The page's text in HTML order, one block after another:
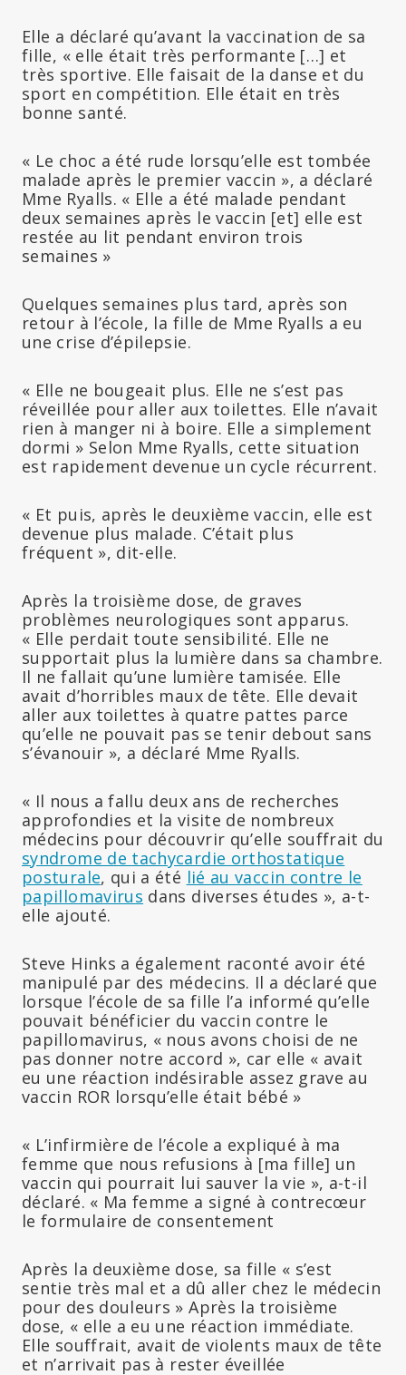
Elle a déclaré qu’avant la vaccination de sa
fille, « elle était très performante […] et
très sportive. Elle faisait de la danse et du
sport en compétition. Elle était en très
bonne santé.
« Le choc a été rude lorsqu’elle est tombée
malade après le premier vaccin », a déclaré
Mme Ryalls. « Elle a été malade pendant
deux semaines après le vaccin [et] elle est
restée au lit pendant environ trois
semaines »
Quelques semaines plus tard, après son
retour à l’école, la fille de Mme Ryalls a eu
une crise d’épilepsie.
« Elle ne bougeait plus. Elle ne s’est pas
réveillée pour aller aux toilettes. Elle n’avait
rien à manger ni à boire. Elle a simplement
dormi » Selon Mme Ryalls, cette situation
est rapidement devenue un cycle récurrent.
« Et puis, après le deuxième vaccin, elle est
devenue plus malade. C’était plus
fréquent », dit-elle.
Après la troisième dose, de graves
problèmes neurologiques sont apparus.
« Elle perdait toute sensibilité. Elle ne
supportait plus la lumière dans sa chambre.
Il ne fallait qu’une lumière tamisée. Elle
avait d’horribles maux de tête. Elle devait
aller aux toilettes à quatre pattes parce
qu’elle ne pouvait pas se tenir debout sans
s’évanouir », a déclaré Mme Ryalls.
« Il nous a fallu deux ans de recherches
approfondies et la visite de nombreux
médecins pour découvrir qu’elle souffrait du
syndrome de tachycardie orthostatique
posturale, qui a été lié au vaccin contre le
papillomavirus dans diverses études », a-t-
elle ajouté.
Steve Hinks a également raconté avoir été
manipulé par des médecins. Il a déclaré que
lorsque l’école de sa fille l’a informé qu’elle
pouvait bénéficier du vaccin contre le
papillomavirus, « nous avons choisi de ne
pas donner notre accord », car elle « avait
eu une réaction indésirable assez grave au
vaccin ROR lorsqu’elle était bébé »
« L’infirmière de l’école a expliqué à ma
femme que nous refusions à [ma fille] un
vaccin qui pourrait lui sauver la vie », a-t-il
déclaré. « Ma femme a signé à contrecœur
le formulaire de consentement
Après la deuxième dose, sa fille « s’est
sentie très mal et a dû aller chez le médecin
pour des douleurs » Après la troisième
dose, « elle a eu une réaction immédiate.
Elle souffrait, avait de violents maux de tête
et n’arrivait pas à rester éveillée